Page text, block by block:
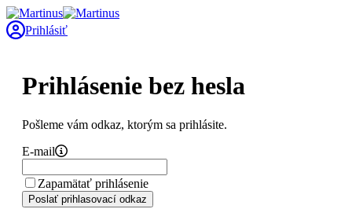
Prihlásiť
Prihlásenie bez hesla
Pošleme vám odkaz, ktorým sa prihlásite.
E-mail
Zapamätať prihlásenie
Poslať prihlasovací odkaz